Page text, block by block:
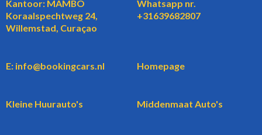
Kantoor: MAMBO
Koraalspechtweg 24,
Willemstad, Curaçao
Whatsapp nr.
+31639682807
E: info@bookingcars.nl Homepage
Kleine Huurauto's Middenmaat Auto's